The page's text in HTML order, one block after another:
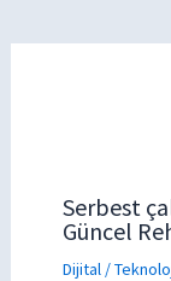
Serbest
Güncel
Dijital /